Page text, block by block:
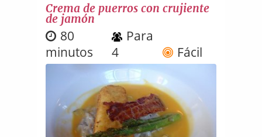
Crema de puerros con crujiente
de jamón
80
minutos
Para
4
Fácil